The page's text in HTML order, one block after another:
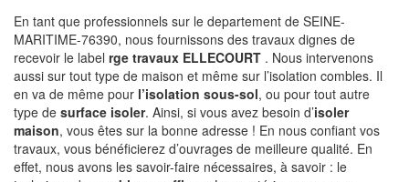
En tant que professionnels sur le departement de SEINE-
MARITIME-76390, nous fournissons des travaux dignes de
recevoir le label rge travaux ELLECOURT . Nous intervenons
aussi sur tout type de maison et même sur l’isolation combles. Il
en va de même pour l’isolation sous-sol, ou pour tout autre
type de surface isoler. Ainsi, si vous avez besoin d’isoler
maison, vous êtes sur la bonne adresse ! En nous confiant vos
travaux, vous bénéficierez d’ouvrages de meilleure qualité. En
effet, nous avons les savoir-faire nécessaires, à savoir : le